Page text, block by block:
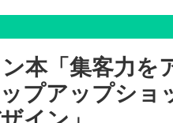
本「集客力を
プアップショ